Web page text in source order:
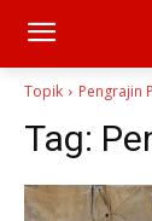
Topik Pengrajin
Tag: